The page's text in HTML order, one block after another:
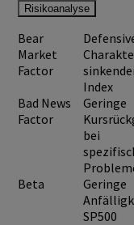
Risikoanalyse
Bear
Market
Factor
Index
Bad News
Factor
Geringe
bei
Beta
Geringe
SP500